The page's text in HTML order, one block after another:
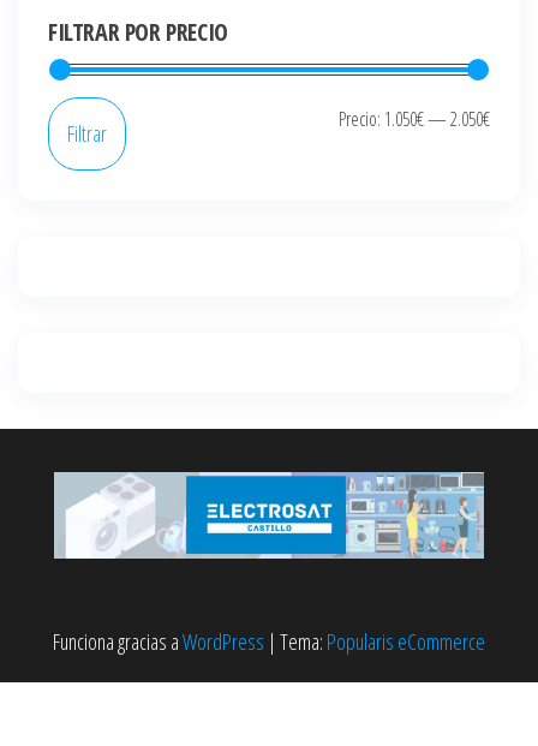
FILTRAR POR PRECIO
Precio
Precio
Filtrar Precio: 1.050€—2.050€
Funciona gracias aWordPress | Tema: Popularis eCommerce